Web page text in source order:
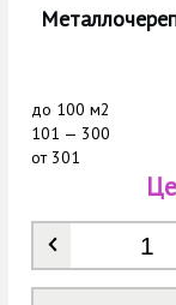
до 100 м2
101 — 300
от301